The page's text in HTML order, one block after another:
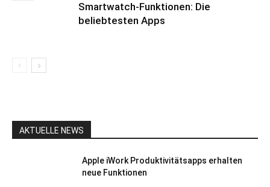
Smartwatch-Funktionen: Die
beliebtesten Apps
AKTUELLE NEWS
Apple iWork Produktivitätsapps erhalten
neue Funktionen